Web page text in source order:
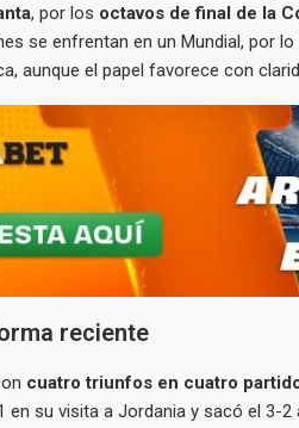
, por los octavos de final de la
se enfrentan en un Mundial, por
aunque el papel favorece con
reciente
cuatro triunfos en cuatro
en su visita a Jordania y sacó el 3-